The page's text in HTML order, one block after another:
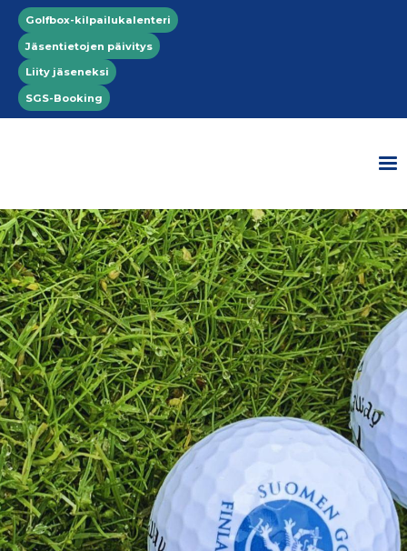
Hyppää pääsisältöön
Top menu
Golfbox-kilpailukalenteri
Jäsentietojen päivitys
Liity jäseneksi
SGS-Booking